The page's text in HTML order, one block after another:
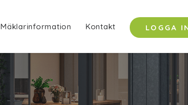
Mäklarinformation Kontakt LOGGA